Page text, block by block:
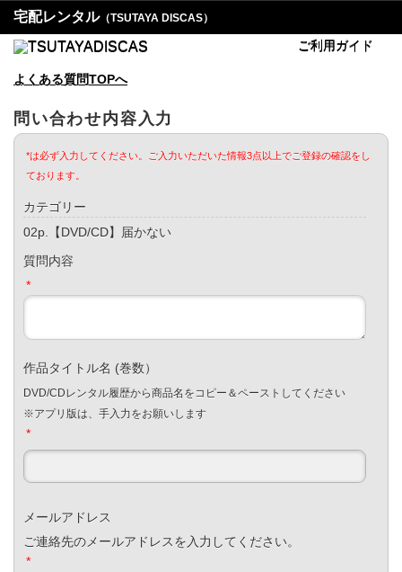
宅配レンタル（TSUTAYA DISCAS）
ご利用ガイド
よくある質問TOPへ
問い合わせ内容入力
*は必ず入力してください。ご入力いただいた情報3点以上でご登録の確認をし
ております。
カテゴリー
02p.【DVD/CD】届かない
質問内容
*
作品タイトル名 (巻数）
DVD/CDレンタル履歴から商品名をコピー＆ペーストしてください
※アプリ版は、手入力をお願いします
*
メールアドレス
ご連絡先のメールアドレスを入力してください。
*